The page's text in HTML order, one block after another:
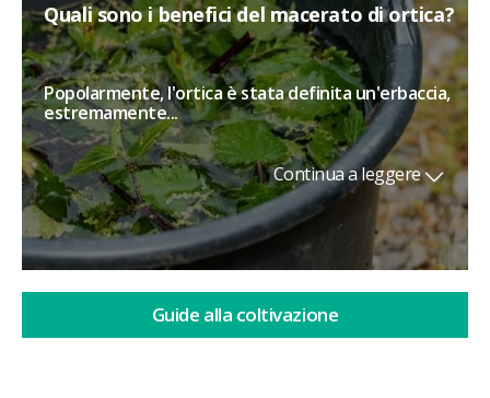
Quali sono i benefici del macerato di ortica?
Popolarmente, l'ortica è stata definita un'erbaccia,
estremamente...
Continua a leggere
Guide alla coltivazione